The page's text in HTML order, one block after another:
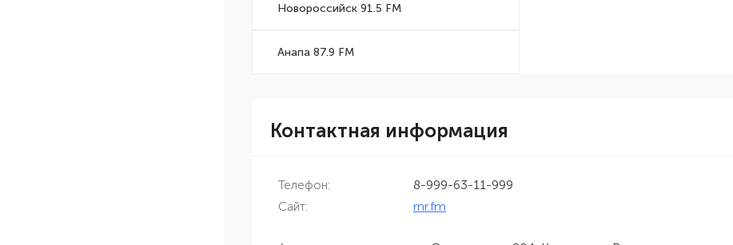
Новороссийск 91.5 FM
Анапа 87.9 FM
Контактная информация
Телефон: 8-999-63-11-999
Сайт: rnr.fm